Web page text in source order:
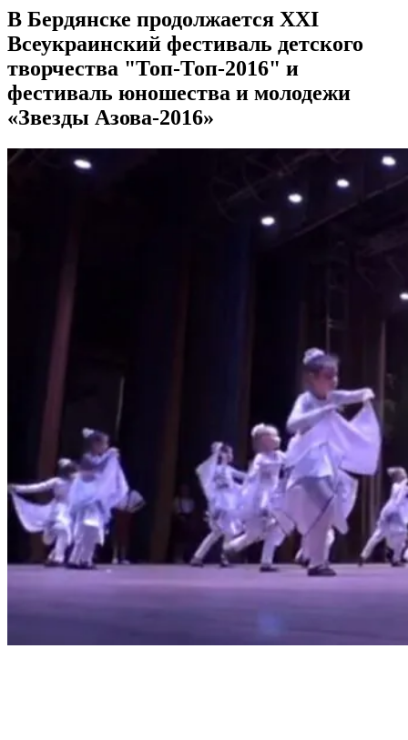
В Бердянске продолжается XXI
Всеукраинский фестиваль детского
творчества "Топ-Топ-2016" и
фестиваль юношества и молодежи
«Звезды Азова-2016»